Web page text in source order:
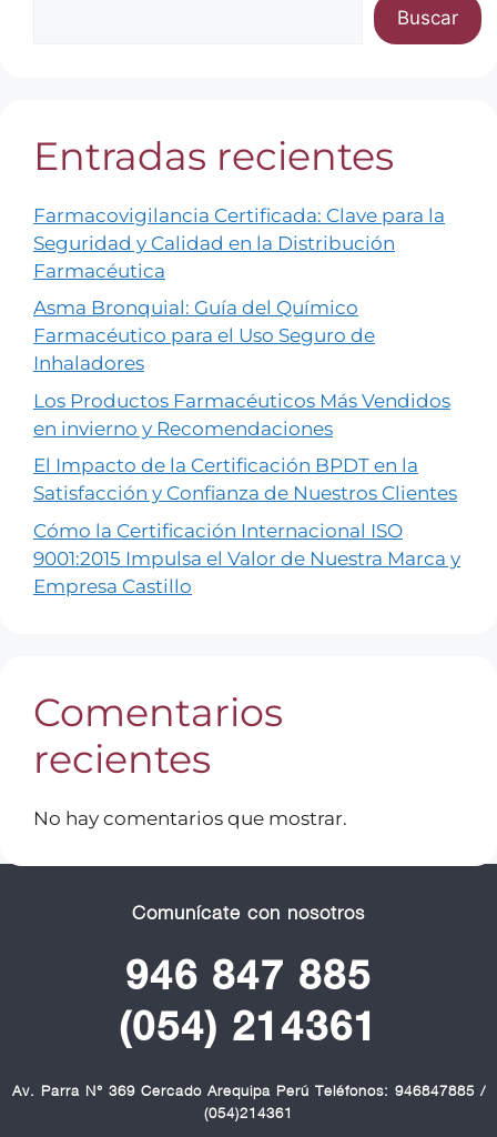
Buscar
Entradas recientes
Farmacovigilancia Certificada: Clave para la
Seguridad y Calidad en la Distribución
Farmacéutica
Asma Bronquial: Guía del Químico
Farmacéutico para el Uso Seguro de
Inhaladores
Los Productos Farmacéuticos Más Vendidos
en invierno y Recomendaciones
El Impacto de la Certificación BPDT en la
Satisfacción y Confianza de Nuestros Clientes
Cómo la Certificación Internacional ISO
9001:2015 Impulsa el Valor de Nuestra Marca y
Empresa Castillo
Comentarios
recientes
No hay comentarios que mostrar.
Comunícate con nosotros
946 847 885
(054) 214361
Av. Parra N° 369 Cercado Arequipa Perú Teléfonos: 946847885 /
(054)214361